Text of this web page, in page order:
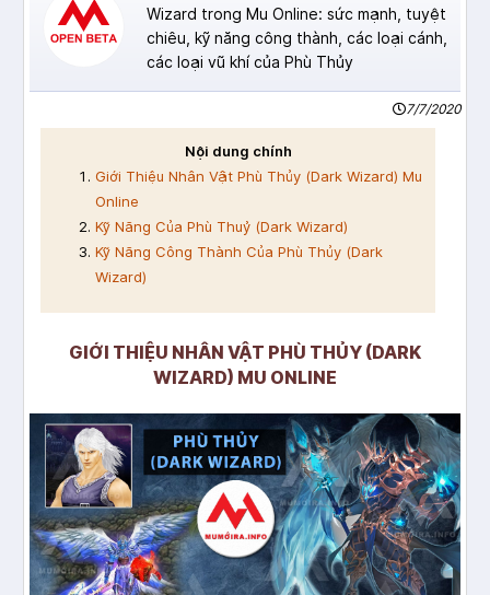
Wizard trong Mu Online: sức mạnh, tuyệt
chiêu, kỹ năng công thành, các loại cánh,
các loại vũ khí của Phù Thủy
7/7/2020
Nội dung chính
Giới Thiệu Nhân Vật Phù Thủy (Dark Wizard) Mu
Online
Kỹ Năng Của Phù Thuỷ (Dark Wizard)
Kỹ Năng Công Thành Của Phù Thủy (Dark
Wizard)
GIỚI THIỆU NHÂN VẬT PHÙ THỦY (DARK
WIZARD) MU ONLINE